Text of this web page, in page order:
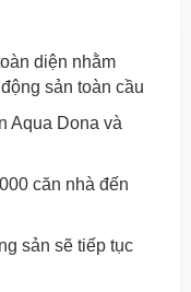
diện nhằm
sản toàn cầu
Aqua Dona và
căn nhà đến
sản sẽ tiếp tục